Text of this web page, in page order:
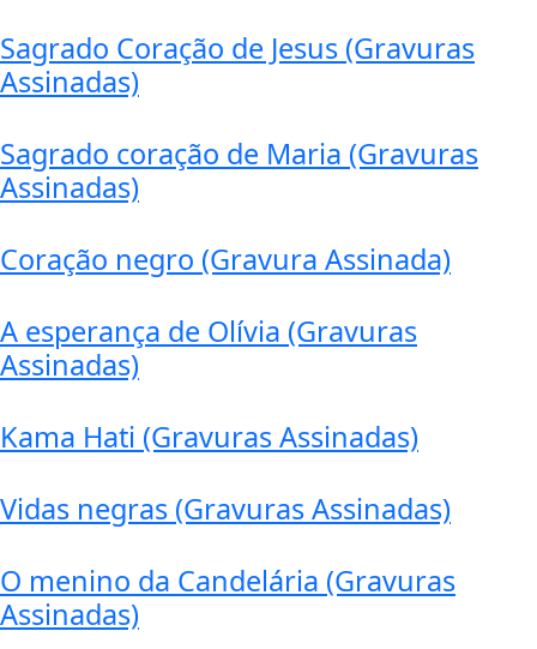
Sagrado Coração de Jesus (Gravuras
Assinadas)
Sagrado coração de Maria (Gravuras
Assinadas)
Coração negro (Gravura Assinada)
A esperança de Olívia (Gravuras
Assinadas)
Kama Hati (Gravuras Assinadas)
Vidas negras (Gravuras Assinadas)
O menino da Candelária (Gravuras
Assinadas)